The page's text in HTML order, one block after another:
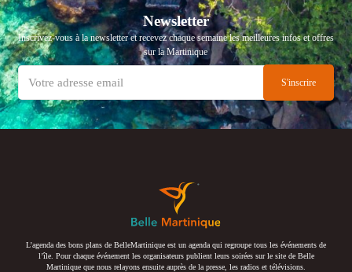
Newsletter
Inscrivez-vous à la newsletter et recevez chaque semaine les meilleures infos et offres
sur la Martinique
L’agenda des bons plans de BelleMartinique est un agenda qui regroupe tous les événements de
l’île. Pour chaque événement les organisateurs publient leurs soirées sur le site de Belle
Martinique que nous relayons ensuite auprès de la presse, les radios et télévisions.